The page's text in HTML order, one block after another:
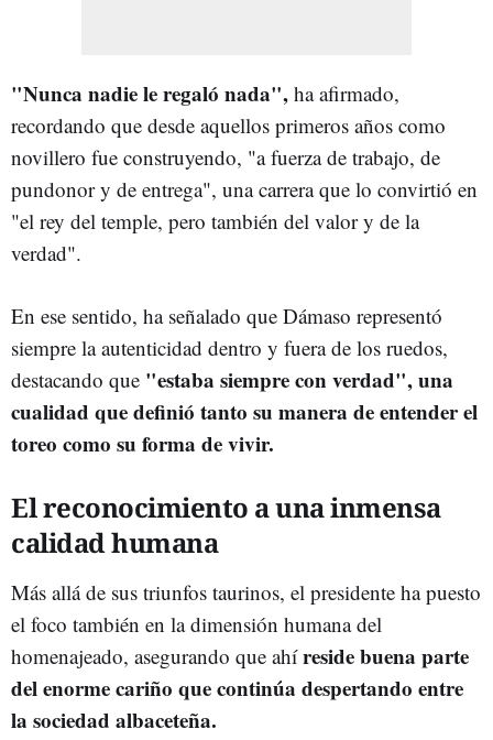
"Nunca nadie le regaló nada", ha afirmado,
recordando que desde aquellos primeros años como
novillero fue construyendo, "a fuerza de trabajo, de
pundonor y de entrega", una carrera que lo convirtió en
"el rey del temple, pero también del valor y de la
verdad".
En ese sentido, ha señalado que Dámaso representó
siempre la autenticidad dentro y fuera de los ruedos,
destacando que "estaba siempre con verdad", una
cualidad que definió tanto su manera de entender el
toreo como su forma de vivir.
El reconocimiento a una inmensa
calidad humana
Más allá de sus triunfos taurinos, el presidente ha puesto
el foco también en la dimensión humana del
homenajeado, asegurando que ahíreside buena parte
del enorme cariño que continúa despertando entre
la sociedad albaceteña.